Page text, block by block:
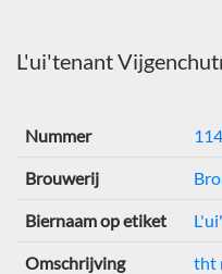
L'ui'tenant
Nummer
Brouwerij
Biernaam op etiket
Omschrijving
tht